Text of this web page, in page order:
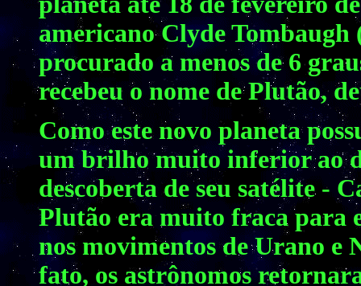
americano Clyde
procurado a menos de 6
recebeu o nome de Plutão,
Como este novo planeta
um brilho muito inferior ao
descoberta de seu satélite -
Plutão era muito fraca para
nos movimentos de Urano e
fato, os astrônomos